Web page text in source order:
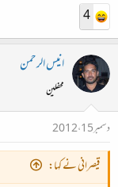
4
انیس الرحمن
محفلین
دسمبر 15، 2012
قیصرانی نے کہا: